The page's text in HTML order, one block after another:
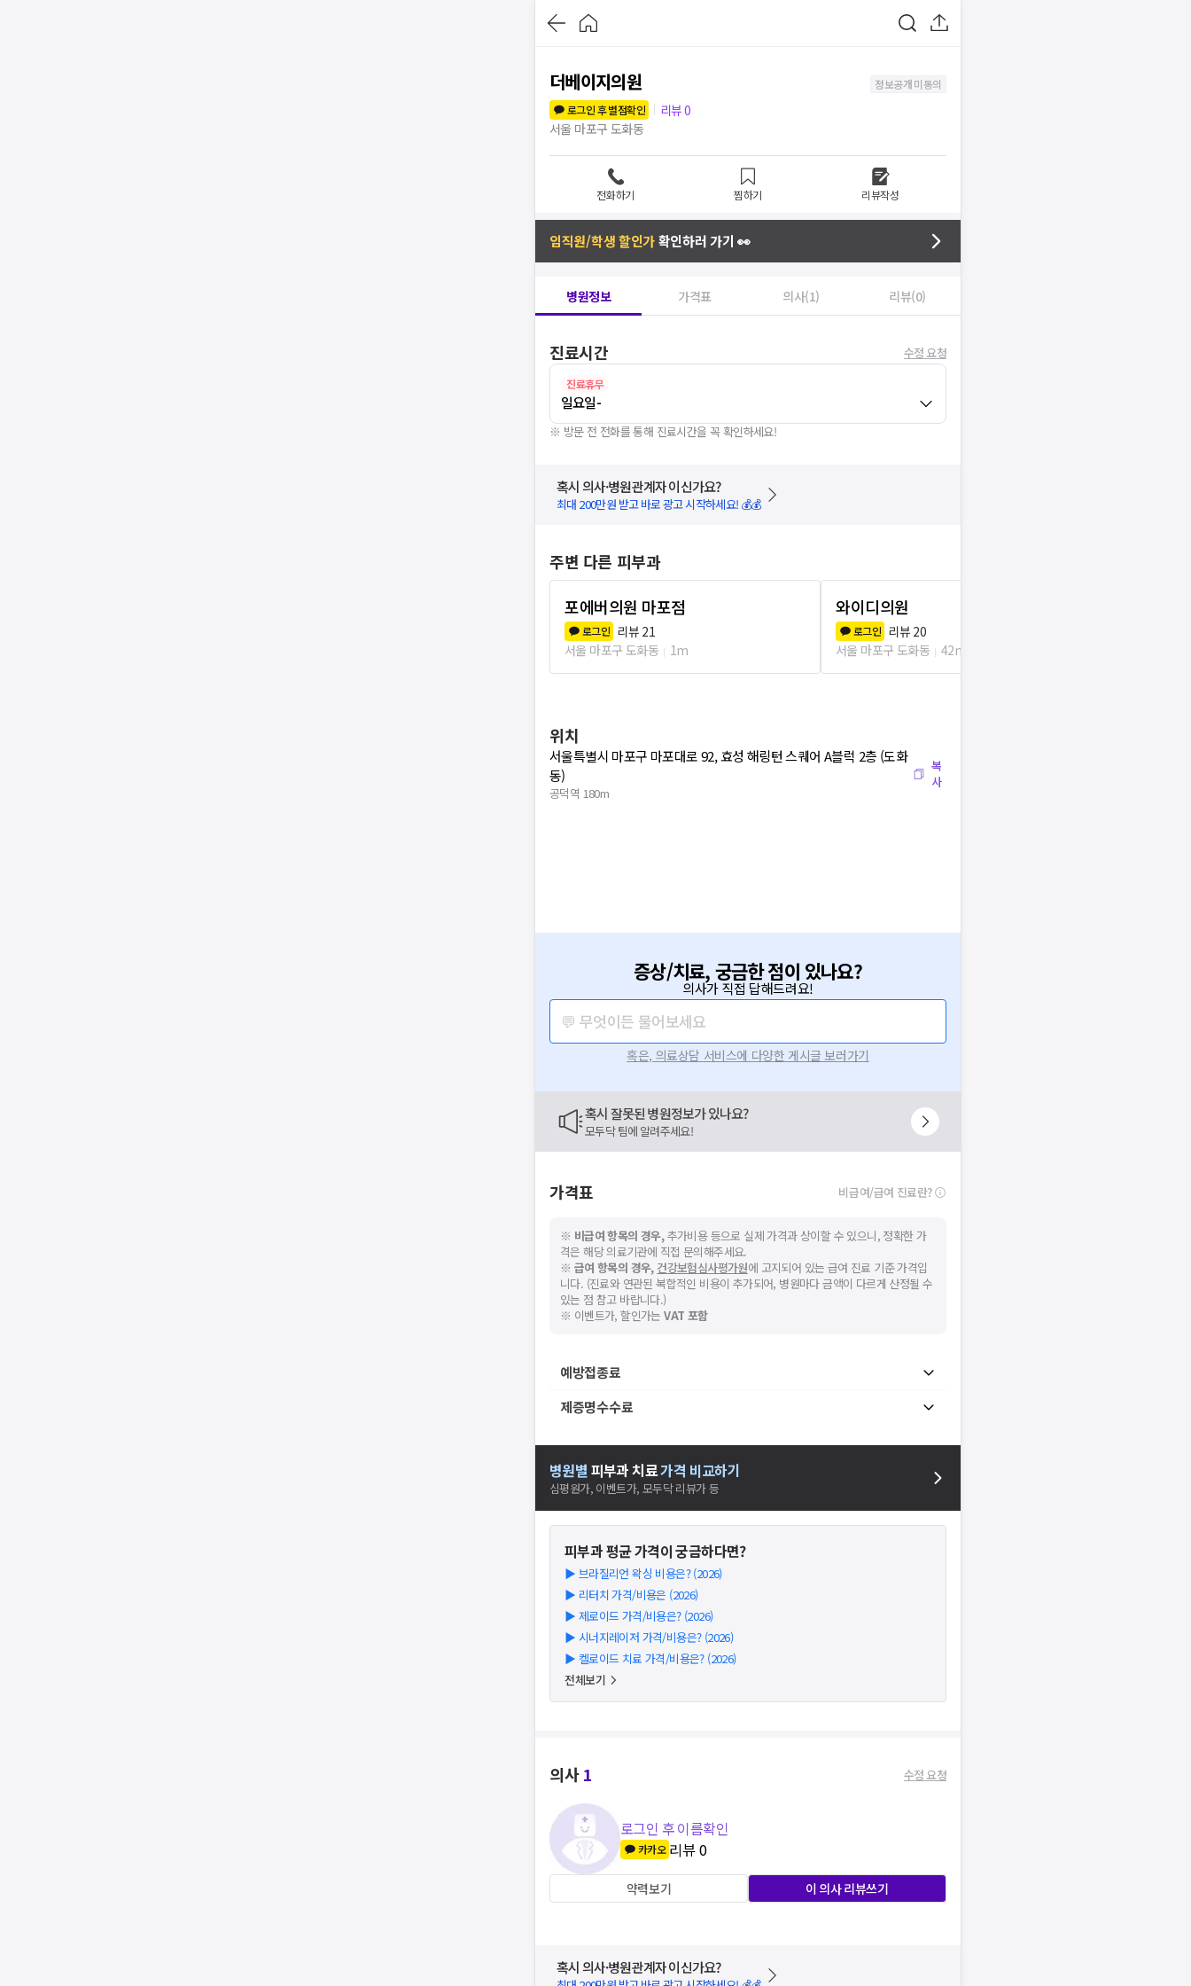
더베이지의원
정보공개 미동의
로그인 후 별점확인
리뷰0
서울 마포구 도화동
전화하기 찜하기 리뷰작성
임직원/학생 할인가확인하러 가기 👀
병원정보 가격표 의사(1) 리뷰(0)
진료시간 수정 요청
진료휴무
일요일-
※ 방문 전 전화를 통해 진료시간을 꼭 확인하세요!
혹시 의사·병원관계자 이신가요?
최대 200만원 받고 바로 광고 시작하세요! 💰💰
주변 다른 피부과
포에버의원 마포점
로그인 리뷰 21
서울 마포구 도화동
1m
와이디의원
로그인 리뷰 20
서울 마포구 도화동
42m
위치
서울특별시 마포구 마포대로 92, 효성 해링턴 스퀘어 A블럭 2층 (도화
동)
공덕역 180m
복
사
증상/치료, 궁금한 점이 있나요?
의사가 직접 답해드려요!
💬 무엇이든 물어보세요
혹은, 의료상담 서비스에 다양한 게시글 보러가기
혹시 잘못된 병원정보가 있나요?
모두닥 팀에 알려주세요!
가격표 비급여/급여 진료란?
※ 비급여 항목의 경우,추가비용 등으로 실제 가격과 상이할 수 있으니, 정확한 가
격은 해당 의료기관에 직접 문의해주세요.
※ 급여 항목의 경우, 건강보험심사평가원에 고지되어 있는 급여 진료 기준 가격입
니다. (진료와 연관된 복합적인 비용이 추가되어, 병원마다 금액이 다르게 산정될 수
있는 점 참고 바랍니다.)
※ 이벤트가, 할인가는VAT 포함
예방접종료
제증명수수료
병원별 피부과치료가격 비교하기
심평원가, 이벤트가, 모두닥 리뷰가 등
피부과평균 가격이 궁금하다면?
▶ 브라질리언 왁싱 비용은? (2026)
▶ 리터치 가격/비용은 (2026)
▶ 제로이드 가격/비용은? (2026)
▶ 시너지레이저 가격/비용은? (2026)
▶ 켈로이드 치료 가격/비용은? (2026)
전체보기
의사1 수정 요청
로그인 후 이름확인
카카오 리뷰0
약력보기 이 의사 리뷰쓰기
혹시 의사·병원관계자 이신가요?